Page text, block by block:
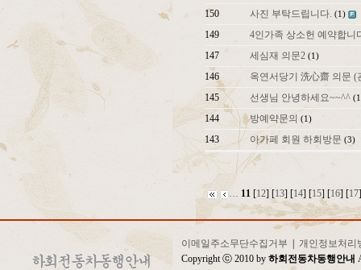
150
사진 부탁드립니다. (1)
149
4인가족 상소헌 예약합니
147
세심재 의문2 (1)
146
옥연서당기 洗心齋 의문 (
145
선생님 안녕하세요~~^^
144 방예약문의 (1)
143 아가페 회원 하회방문 (3)
… 11 [12] [13] [14] [15] [16] [17
이메일주소무단수집거부
개인정보처리
Copyright ⓒ 2010 by 하회전동차동행안내